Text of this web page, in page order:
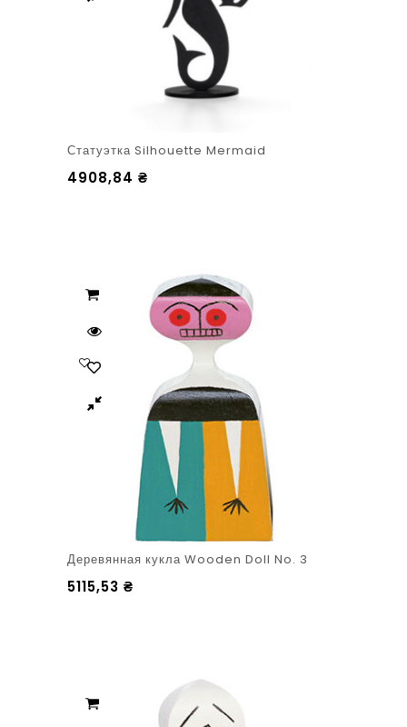
Статуэтка Silhouette Mermaid
4908,84 ₴
Деревянная кукла Wooden Doll No. 3
5115,53 ₴